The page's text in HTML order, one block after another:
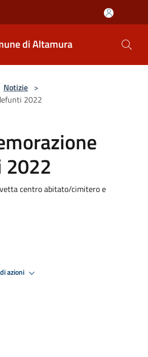
di Altamura
Notizie >
2022
centro abitato/cimitero e
azioni